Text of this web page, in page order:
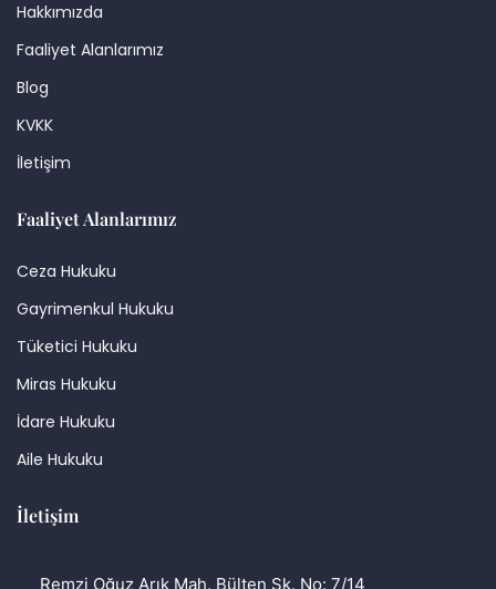
Hakkımızda
Faaliyet Alanlarımız
Blog
KVKK
İletişim
Faaliyet Alanlarımız
Ceza Hukuku
Gayrimenkul Hukuku
Tüketici Hukuku
Miras Hukuku
İdare Hukuku
Aile Hukuku
İletişim
Remzi Oğuz Arık Mah. Bülten Sk. No: 7/14